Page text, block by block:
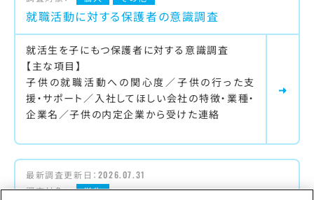
就職活動に対する保護者の意識調査
就活生を子にもつ保護者に対する意識調査
【主な項目】
子供の就職活動への関心度／子供の行った支
援・サポート／入社してほしい会社の特徴・業種・
企業名／子供の内定企業から受けた連絡
最新調査更新日： 2026.07.31
調査対象：
学生